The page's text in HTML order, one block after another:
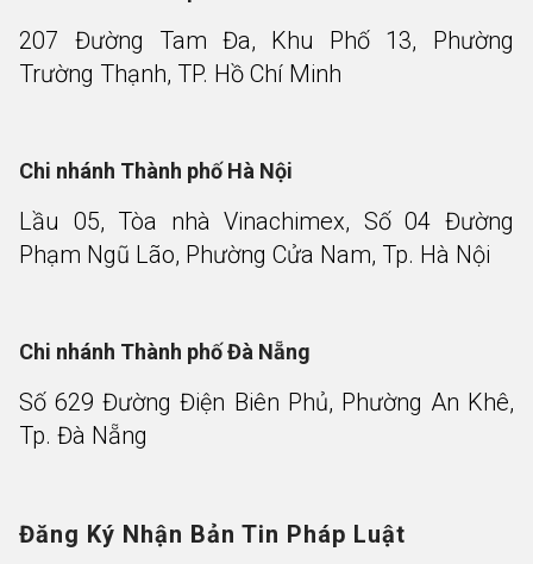
207 Đường Tam Đa, Khu Phố 13, Phường
Trường Thạnh, TP. Hồ Chí Minh
Chi nhánh Thành phố Hà Nội
Lầu 05, Tòa nhà Vinachimex, Số 04 Đường
Phạm Ngũ Lão, Phường Cửa Nam, Tp. Hà Nội
Chi nhánh Thành phố Đà Nẵng
Số 629 Đường Điện Biên Phủ, Phường An Khê,
Tp. Đà Nẵng
Đăng Ký Nhận Bản Tin Pháp Luật